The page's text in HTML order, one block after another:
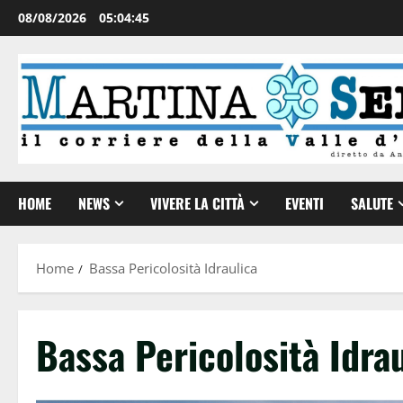
08/08/2026 05:04:45
HOME NEWS VIVERE LA CITTÀ EVENTI SALUTE
Home Bassa Pericolosità Idraulica
Bassa Pericolosità